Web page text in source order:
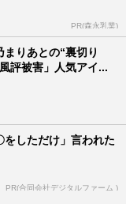
PR(森永乳業)
りあとの“裏切り
評被害」人気アイ...
をしただけ」言われた
PR(合同会社デジタルファーム )